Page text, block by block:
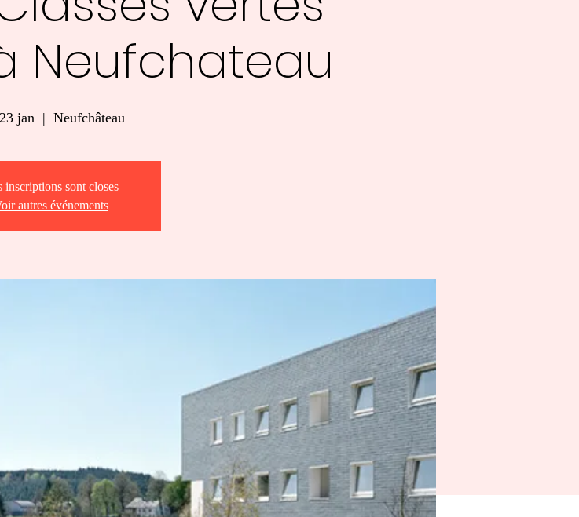
Neufchateau
jan
  |
Neufchâteau
inscriptions sont closes
autres événements